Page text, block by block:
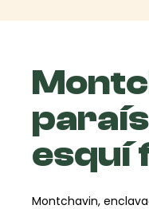
esquí
Montchavin,